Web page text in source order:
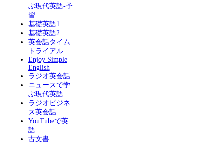
ぶ現代英語-予
習
基礎英語1
基礎英語2
英会話タイム
トライアル
Enjoy Simple
English
ラジオ英会話
ニュースで学
ぶ現代英語
ラジオビジネ
ス英会話
YouTubeで英
語
古文書